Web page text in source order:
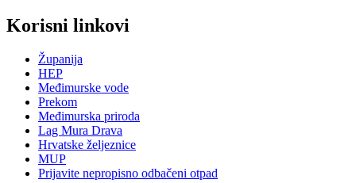
Korisni linkovi
Županija
HEP
Međimurske vode
Prekom
Međimurska priroda
Lag Mura Drava
Hrvatske željeznice
MUP
Prijavite nepropisno odbačeni otpad